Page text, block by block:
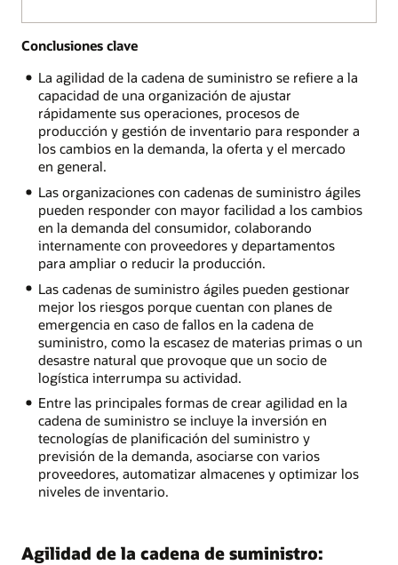
Conclusiones clave
La agilidad de la cadena de suministro se refiere a la
capacidad de una organización de ajustar
rápidamente sus operaciones, procesos de
producción y gestión de inventario para responder a
los cambios en la demanda, la oferta y el mercado
en general.
Las organizaciones con cadenas de suministro ágiles
pueden responder con mayor facilidad a los cambios
en la demanda del consumidor, colaborando
internamente con proveedores y departamentos
para ampliar o reducir la producción.
Las cadenas de suministro ágiles pueden gestionar
mejor los riesgos porque cuentan con planes de
emergencia en caso de fallos en la cadena de
suministro, como la escasez de materias primas o un
desastre natural que provoque que un socio de
logística interrumpa su actividad.
Entre las principales formas de crear agilidad en la
cadena de suministro se incluye la inversión en
tecnologías de planificación del suministro y
previsión de la demanda, asociarse con varios
proveedores, automatizar almacenes y optimizar los
niveles de inventario.
Agilidad de la cadena de suministro: